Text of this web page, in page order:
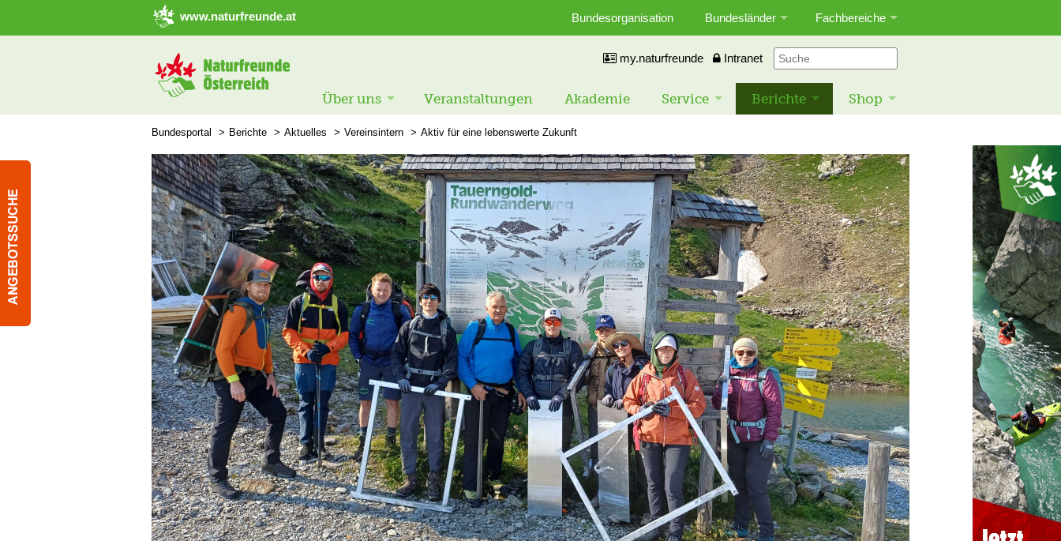
➜ Hauptregion der Seite anspringen
www.naturfreunde.at Bundesorganisation Bundesländer Fachbereiche
my.naturfreunde Intranet
Über uns Veranstaltungen Akademie Service Berichte Shop
Bundesportal Berichte Aktuelles Vereinsintern Aktiv für eine lebenswerte Zukunft